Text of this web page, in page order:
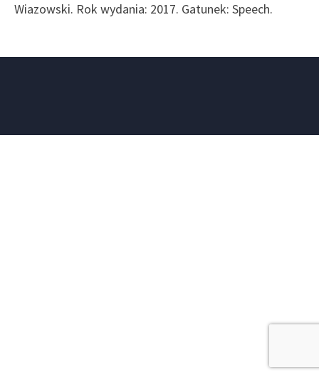
Wiazowski. Rok wydania: 2017. Gatunek: Speech.